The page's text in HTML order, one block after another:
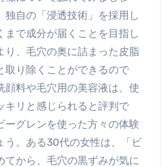
独自の「浸透技術」を採用し
まで成分が届くことを目指し
り、毛穴の奥に詰まった皮脂
取り除くことができるので
顔料や毛穴用の美容液は、使
キリと感じられると評判で
ーグレンを使った方々の体験
う。ある30代の女性は、「ビ
てから、毛穴の黒ずみが気に